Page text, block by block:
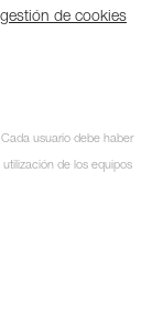
de cookies
usuario debe haber
de los equipos